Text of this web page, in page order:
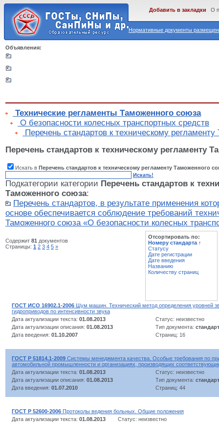
Нормативные документы
Добавить в закладки О
Объявления:
Технические регламенты Таможенного союза
О безопасности колесных транспортных средств
Перечень стандартов к техническому
Перечень стандартов к техническому регламенту
Искать в Перечень стандартов к техническому регламенту Таможенного
Искать!
Подкатегории категории Перечень стандартов к
Таможенного союза:
Перечень стандартов, в результате применения
основе обеспечивается соблюдение требований
Таможенного союза «О безопасности колесных
Содержит 81 документов
Страницы: 1 2 3 4 5 »
Отсортировать по:
Номеру стандарта ↑
Статусу
Дате регистрации
Дате введения
Названию
Количеству страниц
ГОСТ ИСО 16902.1-2006 Шум машин. Технический метод определения уровней
гидроприводов по интенсивности звука
Дата актуализации текста: 01.08.2013
Статус: неизвестно
Дата актуализации описания: 01.08.2013 Тип документа: стандарт
Дата введения: 01.10.2007 Страниц: 16
ГОСТ Р 51814.1-2009 Системы менеджмента качества. Особые требования по
автомобильной промышленности и организациях, производящих
Дата актуализации текста: 01.08.2013
Статус: неизвестно
Дата актуализации описания: 01.08.2013 Тип документа: стандарт
Дата введения: 01.07.2010 Страниц: 44
ГОСТ Р 52600-2006 Протоколы ведения больных. Общие положения
Дата актуализации текста: 01.08.2013
Статус: неизвестно